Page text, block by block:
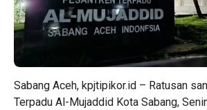
Sabang Aceh, kpjtipikor.id – Ratusan
Terpadu Al-Mujaddid Kota Sabang,